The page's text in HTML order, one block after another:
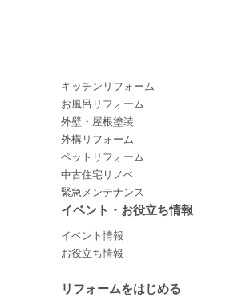
キッチンリフォーム
お風呂リフォーム
外壁・屋根塗装
外構リフォーム
ペットリフォーム
中古住宅リノベ
緊急メンテナンス
イベント・お役立ち情報
イベント情報
お役立ち情報
リフォームをはじめる